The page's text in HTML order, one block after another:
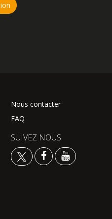
Nous contacter
FAQ
SUIVEZ NOUS